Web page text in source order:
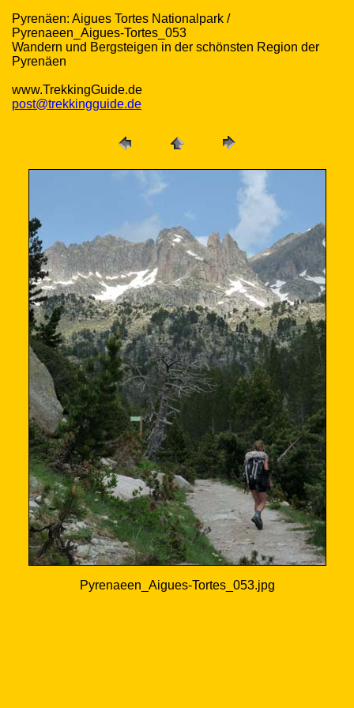
Pyrenäen: Aigues Tortes Nationalpark /
Pyrenaeen_Aigues-Tortes_053
Wandern und Bergsteigen in der schönsten Region der
Pyrenäen
www.TrekkingGuide.de
post@trekkingguide.de
Pyrenaeen_Aigues-Tortes_053.jpg